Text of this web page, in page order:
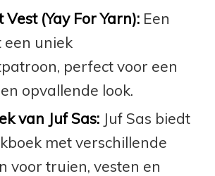
(Yay For Yarn):Een
een uniek
perfect voor een
opvallende look.
van Juf Sas:Juf Sas biedt
met verschillende
voor truien, vesten en